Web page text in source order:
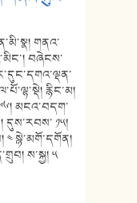
གནའ་
བཞེངས་
རྙིང་མ།
མངའ་བདག་
དུས་རབས་ ༡༥།
༤ སྙེ་མགོ་དགོན།
ས་སྐྱ། ༥